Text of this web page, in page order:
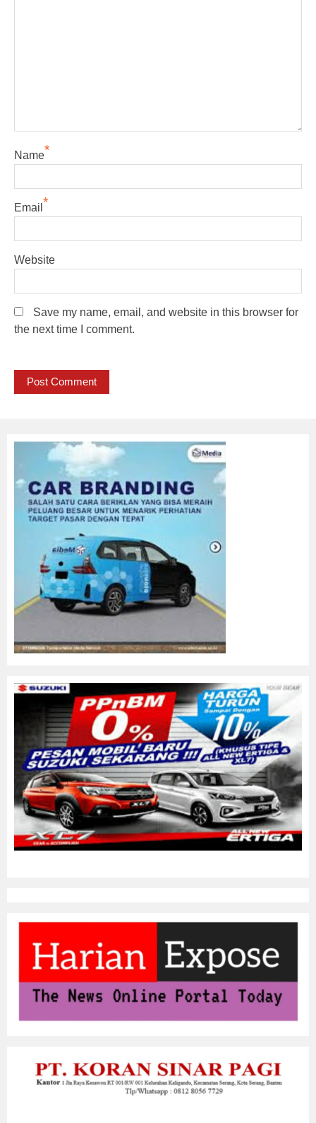
Name*
Email *
Website
Save my name, email, and website in this browser for
the next time I comment.